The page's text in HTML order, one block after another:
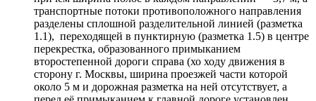
транспортные потоки противоположного направления
разделены сплошной разделительной линией (разметка
1.1), переходящей в пунктирную (разметка 1.5) в центре
перекрестка, образованного примыканием
второстепенной дороги справа (хо ходу движения в
сторону г. Москвы, ширина проезжей части которой
около 5 м и дорожная разметка на ней отсутствует, а